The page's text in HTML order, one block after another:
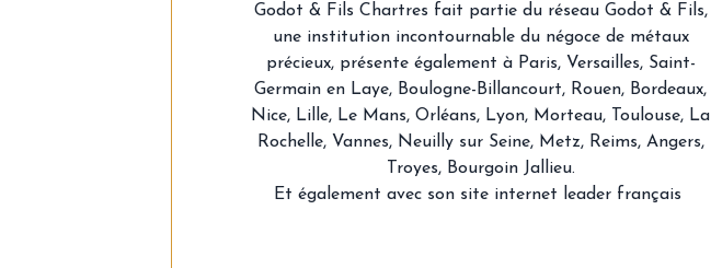
Godot & Fils Chartres fait partie du réseau Godot & Fils,
une institution incontournable du négoce de métaux
précieux, présente également à Paris, Versailles, Saint-
Germain en Laye, Boulogne-Billancourt, Rouen, Bordeaux,
Nice, Lille, Le Mans, Orléans, Lyon, Morteau, Toulouse, La
Rochelle, Vannes, Neuilly sur Seine, Metz, Reims, Angers,
Troyes, Bourgoin Jallieu.
Et également avec son site internet leader français